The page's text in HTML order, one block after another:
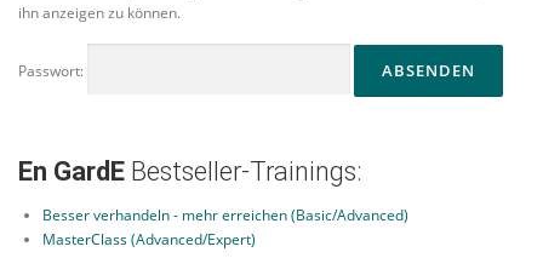
ihn anzeigen zu können.
Passwort:
En GardE Bestseller-Trainings:
Besser verhandeln - mehr erreichen (Basic/Advanced)
MasterClass (Advanced/Expert)